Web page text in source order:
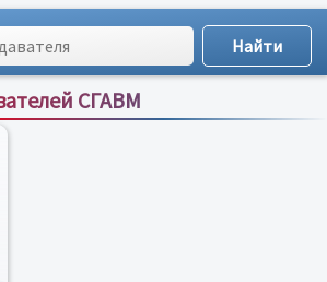
СГАВМ
Сортировка по:имени;рейтингу;отзывам